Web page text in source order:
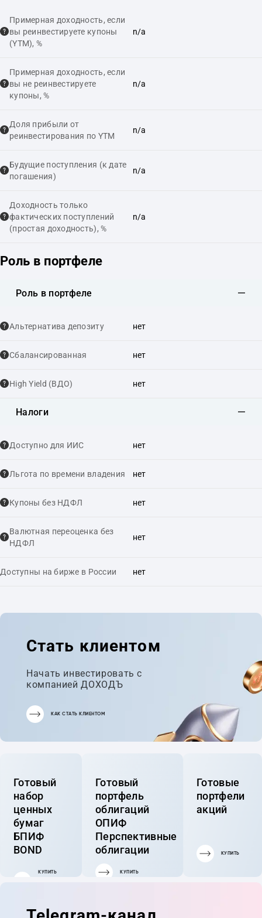
Примерная доходность, если
вы реинвестируете купоны
(YTM), %
n/a
Примерная доходность, если
вы не реинвестируете
купоны, %
n/a
Доля прибыли от
реинвестирования по YTM
n/a
Будущие поступления (к дате
погашения)
n/a
Доходность только
фактических поступлений
(простая доходность), %
n/a
Роль в портфеле
Роль в портфеле
Альтернатива депозиту нет
Сбалансированная нет
High Yield (ВДО) нет
Налоги
Доступно для ИИС нет
Льгота по времени владения нет
Купоны без НДФЛ нет
Валютная переоценка без
НДФЛ
нет
Доступны на бирже в России нет
Стать клиентом
Начать инвестировать с
компанией ДОХОДЪ
КАК СТАТЬ КЛИЕНТОМ
Готовый
набор
ценных
бумаг
БПИФ
BOND
КУПИТЬ
Готовый
портфель
облигаций
ОПИФ
Перспективные
облигации
КУПИТЬ
Готовые
портфели
акций
КУПИТЬ